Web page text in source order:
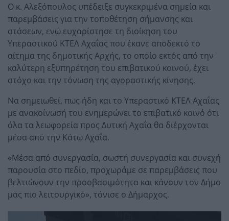
Ο κ. Αλεξόπουλος υπέδειξε συγκεκριμένα σημεία και
παρεμβάσεις για την τοποθέτηση σήμανσης και
στάσεων, ενώ ευχαρίστησε τη διοίκηση του
Υπεραστικού ΚΤΕΛ Αχαΐας που έκανε αποδεκτό το
αίτημα της δημοτικής Αρχής, το οποίο εκτός από την
καλύτερη εξυπηρέτηση του επιβατικού κοινού, έχει
στόχο και την τόνωση της αγοραστικής κίνησης.
Να σημειωθεί, πως ήδη και το Υπεραστικό ΚΤΕΛ Αχαΐας
με ανακοίνωσή του ενημερώνει το επιβατικό κοινό ότι
όλα τα λεωφορεία προς Δυτική Αχαΐα θα διέρχονται
μέσα από την Κάτω Αχαΐα.
«Μέσα από συνεργασία, σωστή συνεργασία και συνεχή
παρουσία στο πεδίο, προχωράμε σε παρεμβάσεις που
βελτιώνουν την προσβασιμότητα και κάνουν τον Δήμο
μας πιο λειτουργικό», τόνισε ο Δήμαρχος.